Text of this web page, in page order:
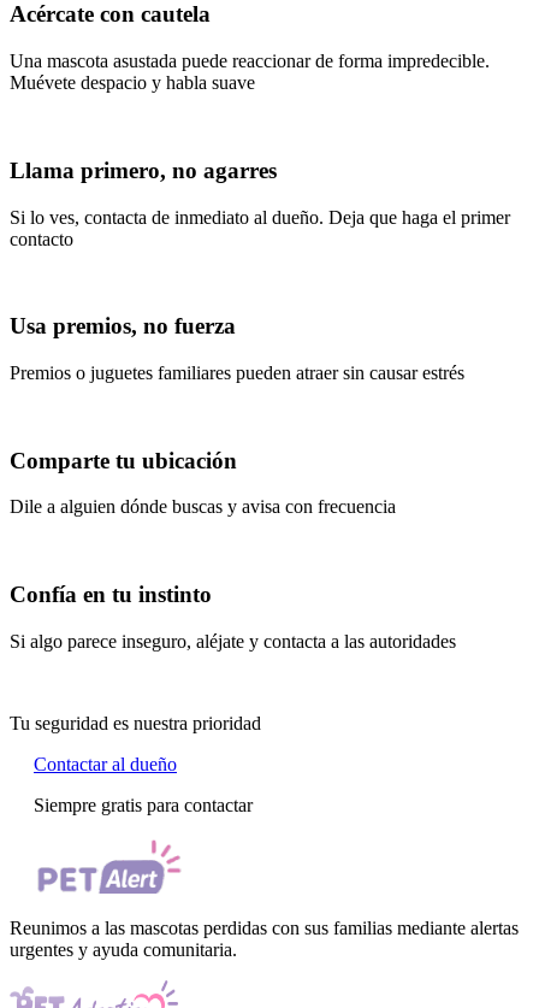
Acércate con cautela
Una mascota asustada puede reaccionar de forma impredecible.
Muévete despacio y habla suave
Llama primero, no agarres
Si lo ves, contacta de inmediato al dueño. Deja que haga el primer
contacto
Usa premios, no fuerza
Premios o juguetes familiares pueden atraer sin causar estrés
Comparte tu ubicación
Dile a alguien dónde buscas y avisa con frecuencia
Confía en tu instinto
Si algo parece inseguro, aléjate y contacta a las autoridades
Tu seguridad es nuestra prioridad
Contactar al dueño
Siempre gratis para contactar
Reunimos a las mascotas perdidas con sus familias mediante alertas
urgentes y ayuda comunitaria.